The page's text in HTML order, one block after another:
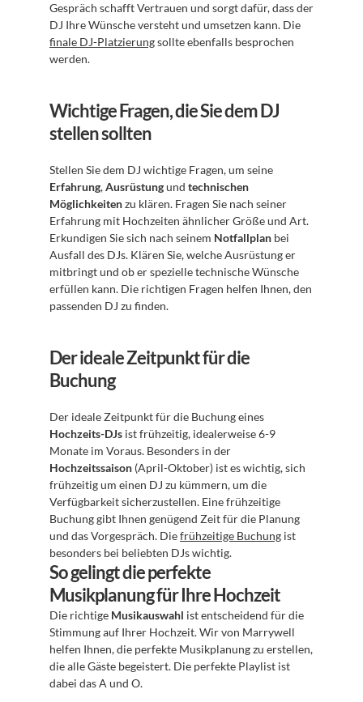
Gespräch schafft Vertrauen und sorgt dafür, dass der
finale DJ-Platzierung sollte ebenfalls besprochen
werden.
Wichtige Fragen, die Sie dem DJ
stellen sollten
Erfahrung, Ausrüstung und technischen
Möglichkeiten zu klären. Fragen Sie nach seiner
Erfahrung mit Hochzeiten ähnlicher Größe und Art.
Erkundigen Sie sich nach seinem Notfallplan bei
Ausfall des DJs. Klären Sie, welche Ausrüstung er
mitbringt und ob er spezielle technische Wünsche
erfüllen kann. Die richtigen Fragen helfen Ihnen, den
passenden DJ zu finden.
Der ideale Zeitpunkt für die
Buchung
Hochzeits-DJs ist frühzeitig, idealerweise 6-9
Hochzeitssaison (April-Oktober) ist es wichtig, sich
frühzeitig um einen DJ zu kümmern, um die
Verfügbarkeit sicherzustellen. Eine frühzeitige
Buchung gibt Ihnen genügend Zeit für die Planung
und das Vorgespräch. Die frühzeitige Buchung ist
besonders bei beliebten DJs wichtig.
So gelingt die perfekte
Musikplanung für Ihre Hochzeit
Die richtige Musikauswahl ist entscheidend für die
Stimmung auf Ihrer Hochzeit. Wir von Marrywell
helfen Ihnen, die perfekte Musikplanung zu erstellen,
die alle Gäste begeistert. Die perfekte Playlist ist
dabei das A und O.